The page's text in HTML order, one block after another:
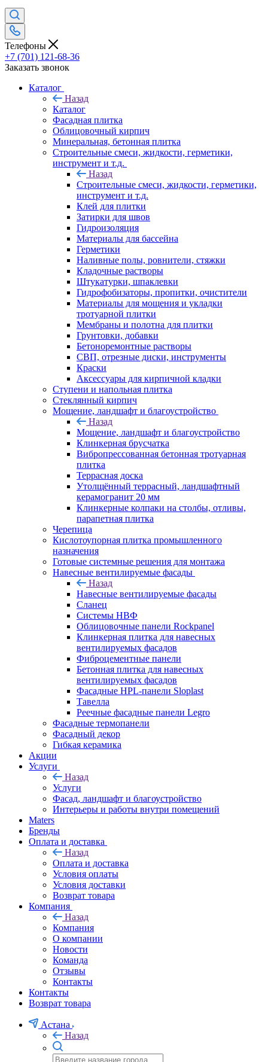
Телефоны
+7 (701) 121-68-36
Заказать звонок
Каталог
Назад
Каталог
Фасадная плитка
Облицовочный кирпич
Минеральная, бетонная плитка
Строительные смеси, жидкости, герметики,
инструмент и т.д.
Назад
Строительные смеси, жидкости, герметики,
инструмент и т.д.
Клей для плитки
Затирки для швов
Гидроизоляция
Материалы для бассейна
Герметики
Наливные полы, ровнители, стяжки
Кладочные растворы
Штукатурки, шпаклевки
Гидрофобизаторы, пропитки, очистители
Материалы для мощения и укладки
тротуарной плитки
Мембраны и полотна для плитки
Грунтовки, добавки
Бетоноремонтные растворы
СВП, отрезные диски, инструменты
Краски
Аксессуары для кирпичной кладки
Ступени и напольная плитка
Cтеклянный кирпич
Мощение, ландшафт и благоустройство
Назад
Мощение, ландшафт и благоустройство
Клинкерная брусчатка
Вибропрессованная бетонная тротуарная
плитка
Террасная доска
Утолщённый террасный, ландшафтный
керамогранит 20 мм
Клинкерные колпаки на столбы, отливы,
парапетная плитка
Черепица
Кислотоупорная плитка промышленного
назначения
Готовые системные решения для монтажа
Навесные вентилируемые фасады
Назад
Навесные вентилируемые фасады
Сланец
Системы НВФ
Облицовочные панели Rockpanel
Клинкерная плитка для навесных
вентилируемых фасадов
Фиброцементные панели
Бетонная плитка для навесных
вентилируемых фасадов
Фасадные HPL-панели Sloplast
Тавелла
Реечные фасадные панели Legro
Фасадные термопанели
Фасадный декор
Гибкая керамика
Акции
Услуги
Назад
Услуги
Фасад, ландшафт и благоустройство
Интерьеры и работы внутри помещений
Maters
Бренды
Оплата и доставка
Назад
Оплата и доставка
Условия оплаты
Условия доставки
Возврат товара
Компания
Назад
Компания
О компании
Новости
Команда
Отзывы
Контакты
Контакты
Возврат товара
Астана
Назад